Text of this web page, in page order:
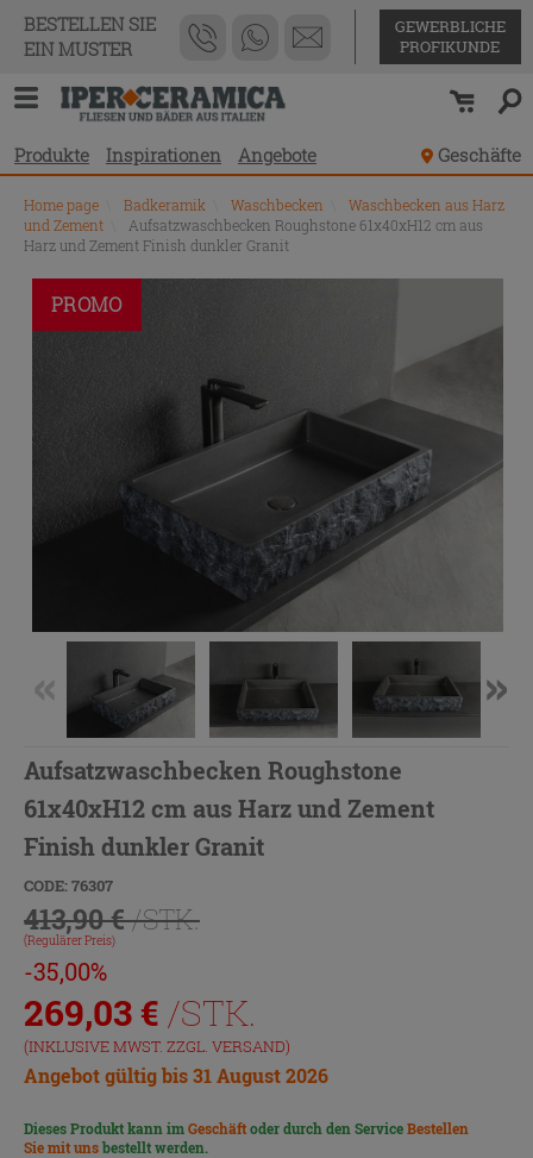
BESTELLEN SIE
EIN MUSTER
GEWERBLICHE
PROFIKUNDE
Produkte Inspirationen Angebote Geschäfte
Home page Badkeramik Waschbecken
Waschbecken aus Harz
und Zement
Aufsatzwaschbecken Roughstone 61x40xH12 cm aus
Harz und Zement Finish dunkler Granit
PROMO
Aufsatzwaschbecken Roughstone
61x40xH12 cm aus Harz und Zement
Finish dunkler Granit
CODE: 76307
413,90 €/STK.
(Regulärer Preis)
-35,00%
269,03 € /STK.
(INKLUSIVE MWST. ZZGL. VERSAND)
Angebot gültig bis 31 August 2026
Dieses Produkt kann imGeschäftoder durch den ServiceBestellen
Sie mit unsbestellt werden.